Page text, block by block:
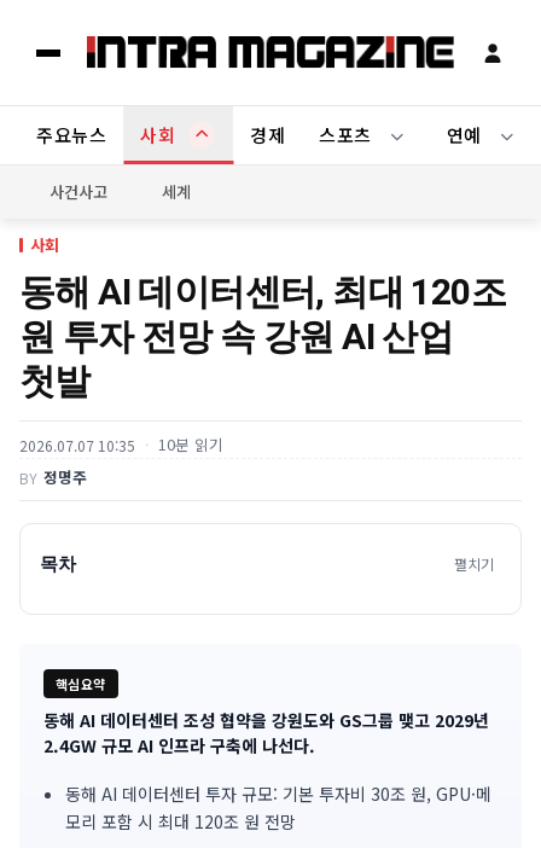
주요뉴스 사회 경제 스포츠 연예
사건사고 세계
사회
동해 AI 데이터센터, 최대 120조
원 투자 전망 속 강원 AI 산업
첫발
2026.07.07 10:35 10분 읽기
BY 정명주
목차 펼치기
핵심요약
기
동해 AI 데이터센터 조성 협약을 강원도와 GS그룹 맺고 2029년
2.4GW 규모 AI 인프라 구축에 나선다.
동해 AI 데이터센터 투자 규모: 기본 투자비 30조 원, GPU·메
모리 포함 시 최대 120조 원 전망